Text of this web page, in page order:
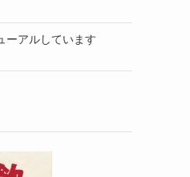
ーアルしています